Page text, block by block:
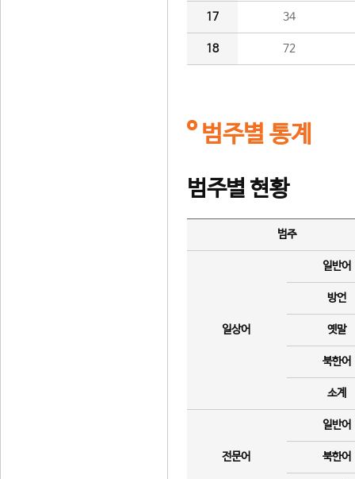
17 34
18 72
범주별 통계
범주별 현황
범주
일상어
일반어
방언
옛말
북한어
소계
전문어
일반어
북한어